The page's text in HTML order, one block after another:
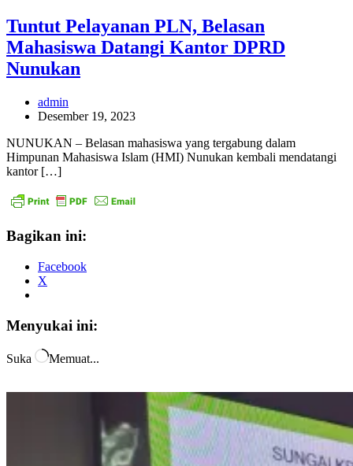
Tuntut Pelayanan PLN, Belasan
Mahasiswa Datangi Kantor DPRD
Nunukan
admin
Desember 19, 2023
NUNUKAN – Belasan mahasiswa yang tergabung dalam
Himpunan Mahasiswa Islam (HMI) Nunukan kembali mendatangi
kantor […]
Bagikan ini:
Facebook
X
Menyukai ini:
Suka Memuat...